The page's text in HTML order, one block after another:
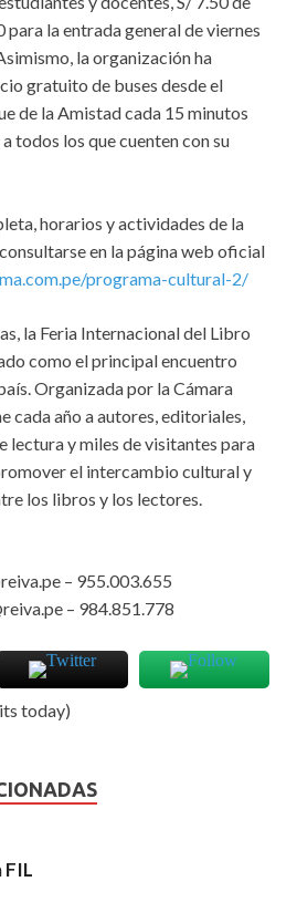
para la entrada general de viernes
la organización ha
gratuito de buses desde el
de la Amistad cada 15 minutos
todos los que cuenten con su
horarios y actividades de la
en la página web oficial
programa-cultural-2/
la Feria Internacional del Libro
como el principal encuentro
Organizada por la Cámara
cada año a autores, editoriales,
lectura y miles de visitantes para
el intercambio cultural y
los libros y los lectores.
– 955.003.655
– 984.851.778
today)
FIL